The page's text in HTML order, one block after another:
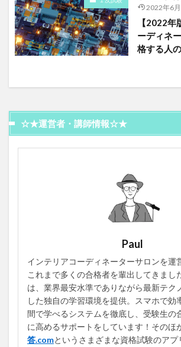
2022年6
【2022年
ーディネ
格する人
☆★運営者・講師情報☆★
Paul
インテリアコーディネーターサロンを運
これまで多くの合格者を輩出してきまし
は、業界最安水準でありながら最新テク
した独自の学習環境を提供。スマホで効
間で学べるシステムを徹底し、受験生の
に高めるサポートをしています！そのほ
答.comというさまざまな資格試験のア